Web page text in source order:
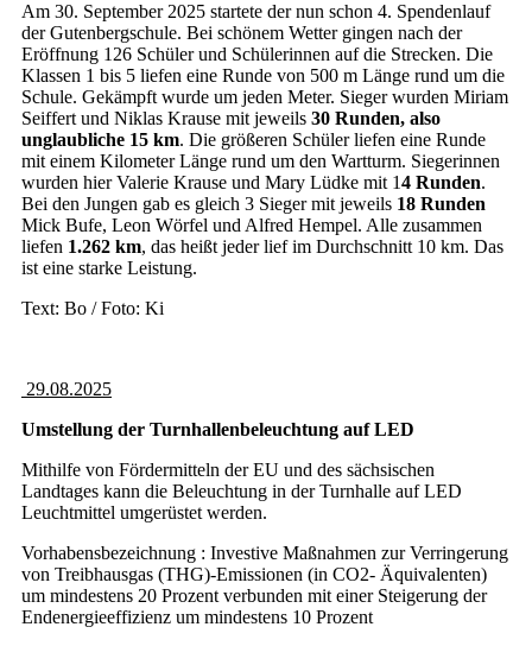
Am 30. September 2025 startete der nun schon 4. Spendenlauf
der Gutenbergschule. Bei schönem Wetter gingen nach der
Eröffnung 126 Schüler und Schülerinnen auf die Strecken. Die
Klassen 1 bis 5 liefen eine Runde von 500 m Länge rund um die
Schule. Gekämpft wurde um jeden Meter. Sieger wurden Miriam
Seiffert und Niklas Krause mit jeweils 30 Runden, also
unglaubliche 15 km. Die größeren Schüler liefen eine Runde
mit einem Kilometer Länge rund um den Wartturm. Siegerinnen
wurden hier Valerie Krause und Mary Lüdke mit 14 Runden.
Bei den Jungen gab es gleich 3 Sieger mit jeweils 18 Runden
Mick Bufe, Leon Wörfel und Alfred Hempel. Alle zusammen
liefen 1.262 km, das heißt jeder lief im Durchschnitt 10 km. Das
ist eine starke Leistung.
Text: Bo / Foto: Ki
29.08.2025
Umstellung der Turnhallenbeleuchtung auf LED
Mithilfe von Fördermitteln der EU und des sächsischen
Landtages kann die Beleuchtung in der Turnhalle auf LED
Leuchtmittel umgerüstet werden.
Vorhabensbezeichnung : Investive Maßnahmen zur Verringerung
von Treibhausgas (THG)-Emissionen (in CO2- Äquivalenten)
um mindestens 20 Prozent verbunden mit einer Steigerung der
Endenergieeffizienz um mindestens 10 Prozent